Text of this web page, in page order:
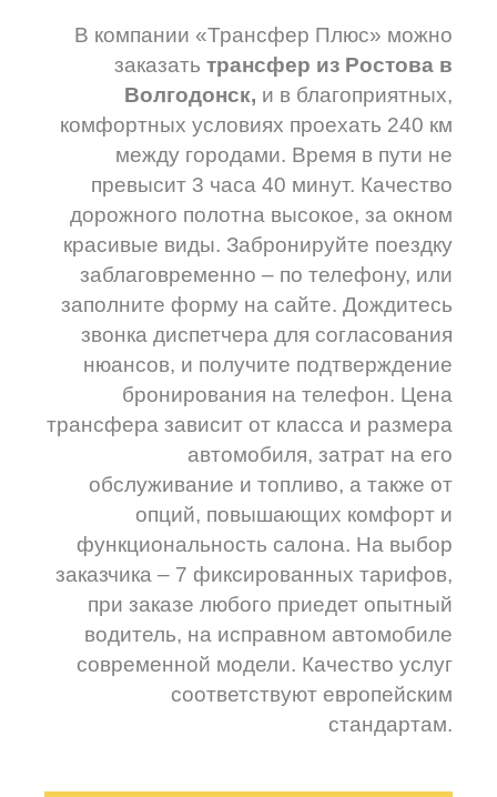
В компании «Трансфер Плюс» можно
заказать трансфер из Ростова в
Волгодонск, и в благоприятных,
комфортных условиях проехать 240 км
между городами. Время в пути не
превысит 3 часа 40 минут. Качество
дорожного полотна высокое, за окном
красивые виды. Забронируйте поездку
заблаговременно – по телефону, или
заполните форму на сайте. Дождитесь
звонка диспетчера для согласования
нюансов, и получите подтверждение
бронирования на телефон. Цена
трансфера зависит от класса и размера
автомобиля, затрат на его
обслуживание и топливо, а также от
опций, повышающих комфорт и
функциональность салона. На выбор
заказчика – 7 фиксированных тарифов,
при заказе любого приедет опытный
водитель, на исправном автомобиле
современной модели. Качество услуг
соответствуют европейским
стандартам.